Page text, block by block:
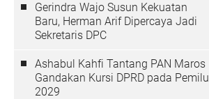
Gerindra Wajo Susun Kekuatan
Baru, Herman Arif Dipercaya Jadi
Sekretaris DPC
Ashabul Kahfi Tantang PAN Maros
Gandakan Kursi DPRD pada Pemilu
2029